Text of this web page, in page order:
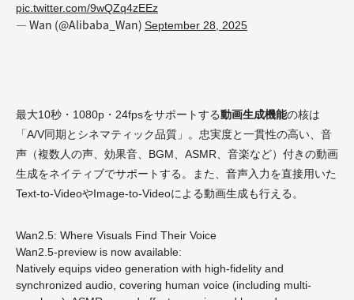
pic.twitter.com/9wQZq4zEEz
— Wan (@Alibaba_Wan) September 28, 2025
最大10秒・1080p・24fpsをサポートする動画生成機能の核は
「A/V同期とシネマティック品質」。忠実度と一貫性の高い、音
声（複数人の声、効果音、BGM、ASMR、音楽など）付きの動画
生成をネイティブでサポートする。また、音声入力を直接用いた
Text-to-VideoやImage-to-Videoによる動画生成も行える。
Wan2.5: Where Visuals Find Their Voice
Wan2.5-preview is now available:
Natively equips video generation with high-fidelity and
synchronized audio, covering human voice (including multi-